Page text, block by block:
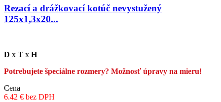
Rezací a drážkovací kotúč nevystužený
125x1,3x20...
D x T x H
Potrebujete špeciálne rozmery? Možnosť úpravy na mieru!
Cena
6.42 € bez DPH